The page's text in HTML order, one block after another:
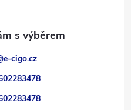
e-cigo.cz